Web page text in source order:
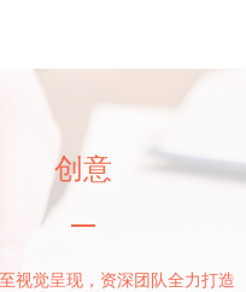
创意
视觉呈现，资深团队全力打造